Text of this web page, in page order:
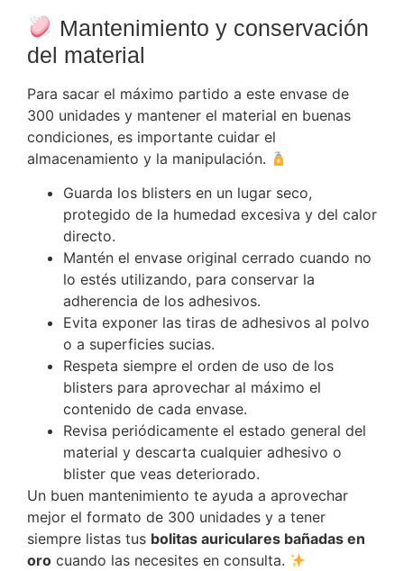
Mantenimiento y conservación
del material
Para sacar el máximo partido a este envase de
300 unidades y mantener el material en buenas
condiciones, es importante cuidar el
almacenamiento y la manipulación.
Guarda los blisters en un lugar seco,
protegido de la humedad excesiva y del calor
directo.
Mantén el envase original cerrado cuando no
lo estés utilizando, para conservar la
adherencia de los adhesivos.
Evita exponer las tiras de adhesivos al polvo
o a superficies sucias.
Respeta siempre el orden de uso de los
blisters para aprovechar al máximo el
contenido de cada envase.
Revisa periódicamente el estado general del
material y descarta cualquier adhesivo o
blister que veas deteriorado.
Un buen mantenimiento te ayuda a aprovechar
mejor el formato de 300 unidades y a tener
siempre listas tus bolitas auriculares bañadas en
oro cuando las necesites en consulta.